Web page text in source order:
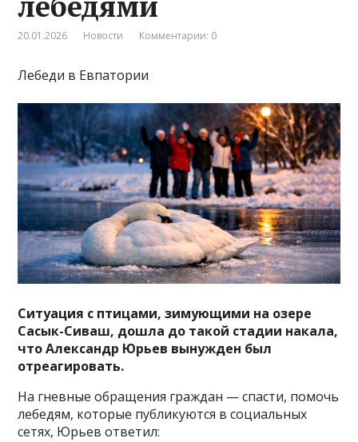
20.01.2026 Новости Комментарии: 0
Лебеди в Евпатории
Ситуация с птицами, зимующими на озере
Сасык-Сиваш, дошла до такой стадии накала,
что Александр Юрьев вынужден был
отреагировать.
На гневные обращения граждан — спасти, помочь
лебедям, которые публикуются в социальных
сетях, Юрьев ответил: